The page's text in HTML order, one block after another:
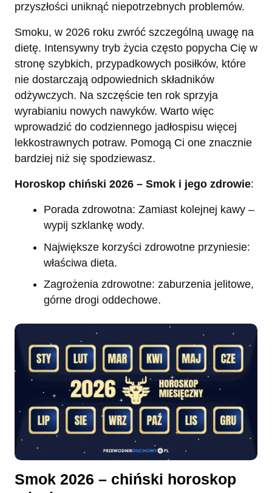
przyszłości uniknąć niepotrzebnych problemów.
Smoku, w 2026 roku zwróć szczególną uwagę na
dietę. Intensywny tryb życia często popycha Cię w
stronę szybkich, przypadkowych posiłków, które
nie dostarczają odpowiednich składników
odżywczych. Na szczęście ten rok sprzyja
wyrabianiu nowych nawyków. Warto więc
wprowadzić do codziennego jadłospisu więcej
lekkostrawnych potraw. Pomogą Ci one znacznie
bardziej niż się spodziewasz.
Horoskop chiński 2026 – Smok i jego zdrowie:
Porada zdrowotna: Zamiast kolejnej kawy –
wypij szklankę wody.
Największe korzyści zdrowotne przyniesie:
właściwa dieta.
Zagrożenia zdrowotne: zaburzenia jelitowe,
górne drogi oddechowe.
Smok 2026 – chiński horoskop